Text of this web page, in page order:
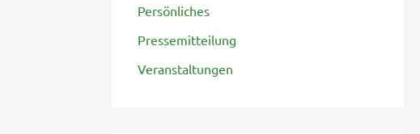
Persönliches
Pressemitteilung
Veranstaltungen